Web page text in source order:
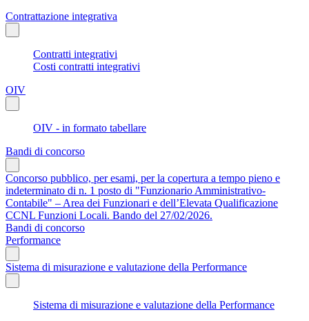
Contrattazione integrativa
Contratti integrativi
Costi contratti integrativi
OIV
OIV - in formato tabellare
Bandi di concorso
Concorso pubblico, per esami, per la copertura a tempo pieno e
indeterminato di n. 1 posto di "Funzionario Amministrativo-
Contabile" – Area dei Funzionari e dell’Elevata Qualificazione
CCNL Funzioni Locali. Bando del 27/02/2026.
Bandi di concorso
Performance
Sistema di misurazione e valutazione della Performance
Sistema di misurazione e valutazione della Performance